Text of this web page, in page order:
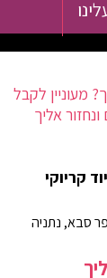
מעוניין לקבל
אליך
קריוקי
סבא, נתניה